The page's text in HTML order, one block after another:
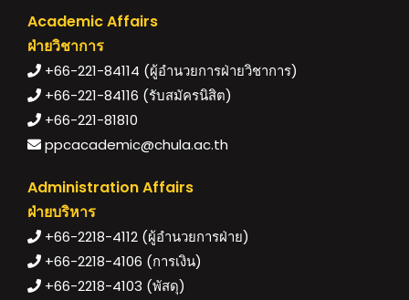
Academic Affairs
ฝ่ายวิชาการ
+66-221-84114 (ผู้อำนวยการฝ่ายวิชาการ)
+66-221-84116 (รับสมัครนิสิต)
+66-221-81810
ppcacademic@chula.ac.th
Administration Affairs
ฝ่ายบริหาร
+66-2218-4112 (ผู้อำนวยการฝ่าย)
+66-2218-4106 (การเงิน)
+66-2218-4103 (พัสดุ)